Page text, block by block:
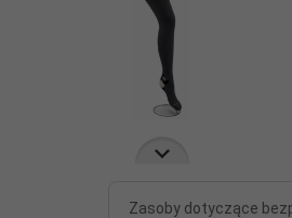
Zasoby dotyczące